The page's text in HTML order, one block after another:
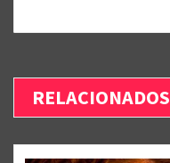
RELACIONADOS